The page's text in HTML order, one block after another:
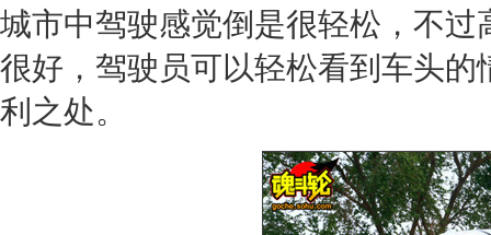
城市中驾驶感觉倒是很轻松，不过
很好，驾驶员可以轻松看到车头
利之处。